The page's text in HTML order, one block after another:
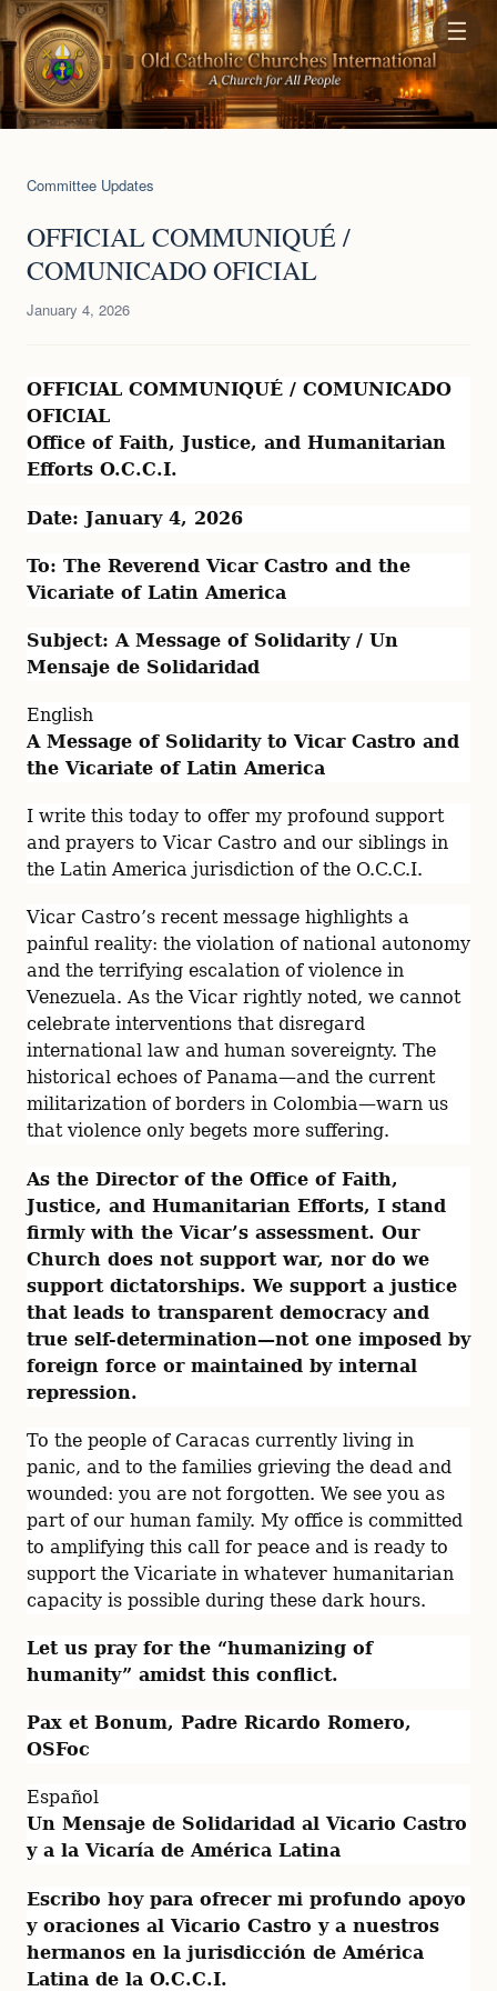
☰
Committee Updates
OFFICIAL COMMUNIQUÉ /
COMUNICADO OFICIAL
January 4, 2026
OFFICIAL COMMUNIQUÉ / COMUNICADO
OFICIAL
Office of Faith, Justice, and Humanitarian
Efforts O.C.C.I.
Date: January 4, 2026
To: The Reverend Vicar Castro and the
Vicariate of Latin America
Subject: A Message of Solidarity / Un
Mensaje de Solidaridad
A Message of Solidarity to Vicar Castro and
the Vicariate of Latin America
I write this today to offer my profound support
and prayers to Vicar Castro and our siblings in
the Latin America jurisdiction of the O.C.C.I.
Vicar Castro’s recent message highlights a
painful reality: the violation of national autonomy
and the terrifying escalation of violence in
Venezuela. As the Vicar rightly noted, we cannot
celebrate interventions that disregard
international law and human sovereignty. The
historical echoes of Panama—and the current
militarization of borders in Colombia—warn us
that violence only begets more suffering.
As the Director of the Office of Faith,
Justice, and Humanitarian Efforts, I stand
firmly with the Vicar’s assessment. Our
Church does not support war, nor do we
support dictatorships. We support a justice
that leads to transparent democracy and
true self-determination—not one imposed by
foreign force or maintained by internal
repression.
To the people of Caracas currently living in
panic, and to the families grieving the dead and
wounded: you are not forgotten. We see you as
part of our human family. My office is committed
to amplifying this call for peace and is ready to
support the Vicariate in whatever humanitarian
capacity is possible during these dark hours.
Let us pray for the “humanizing of
humanity” amidst this conflict.
Pax et Bonum, Padre Ricardo Romero,
OSFoc
Un Mensaje de Solidaridad al Vicario Castro
y a la Vicaría de América Latina
Escribo hoy para ofrecer mi profundo apoyo
y oraciones al Vicario Castro y a nuestros
hermanos en la jurisdicción de América
Latina de la O.C.C.I.